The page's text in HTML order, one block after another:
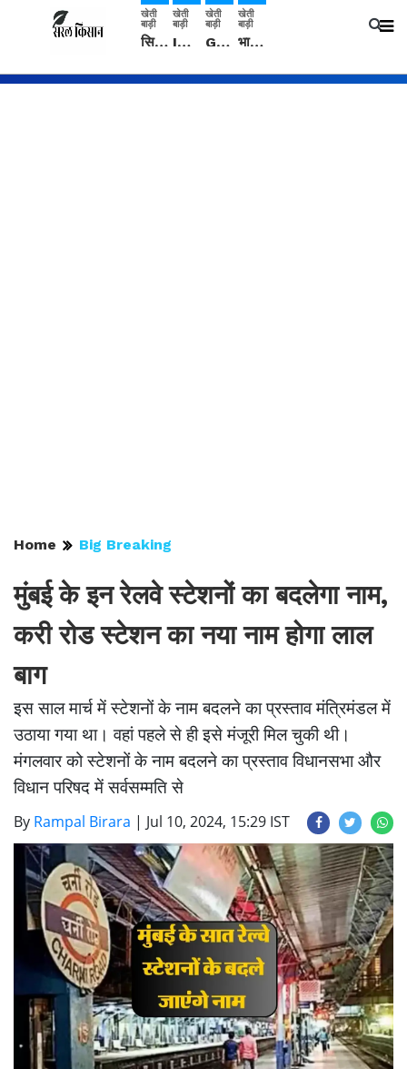
खेती
बाड़ी
सिरसा: कृषि विज्ञान केंद्र की बैठक में फसल बीमा विधि कारण व कृषि उद्यमिता बढ़ावा देने पर चर्चा
खेती
बाड़ी
IMD: राजस्थान में प्री-मानसून की सामान्य से 74% अधिक बारिश, दस्तक में देरी और मानसून कमजोर रहेगा
खेती
बाड़ी
Guar Ka Rate: ग्वार के भाव में हल्की बढ़ोतरी, बढ़ सकता है बुवाई का रकबा
खेती
बाड़ी
भारत में 29 मई से शुरु होगी प्री-मानसून बारिश, ECMWF विदेशी मौसम एजेंसी का पूर्वानुमान
Home Big Breaking
मुंबई के इन रेलवे स्टेशनों का बदलेगा नाम,
करी रोड स्टेशन का नया नाम होगा लाल
बाग
इस साल मार्च में स्टेशनों के नाम बदलने का प्रस्ताव मंत्रिमंडल में
उठाया गया था। वहां पहले से ही इसे मंजूरी मिल चुकी थी।
मंगलवार को स्टेशनों के नाम बदलने का प्रस्ताव विधानसभा और
विधान परिषद में सर्वसम्मति से
By Rampal Birara | Jul 10, 2024, 15:29 IST